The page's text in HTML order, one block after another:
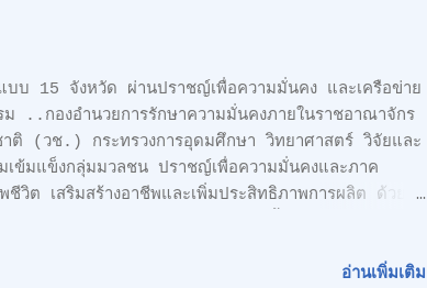
15 จังหวัด ผ่านปราชญ์เพื่อความมั่นคง และเครือข่าย
..กองอำนวยการรักษาความมั่นคงภายในราชอาณาจักร
ติ (วช.) กระทรวงการอุดมศึกษา วิทยาศาสตร์ วิจัยและ
ข้มแข็งกลุ่มมวลชน ปราชญ์เพื่อความมั่นคงและภาค
วิต เสริมสร้างอาชีพและเพิ่มประสิทธิภาพการผลิต ด้วย
งภายในราชอาณาจักร และ ดร. วิภารัตน์ ดีอ่อง ผู้อำนวย
อ่านเพิ่มเติม